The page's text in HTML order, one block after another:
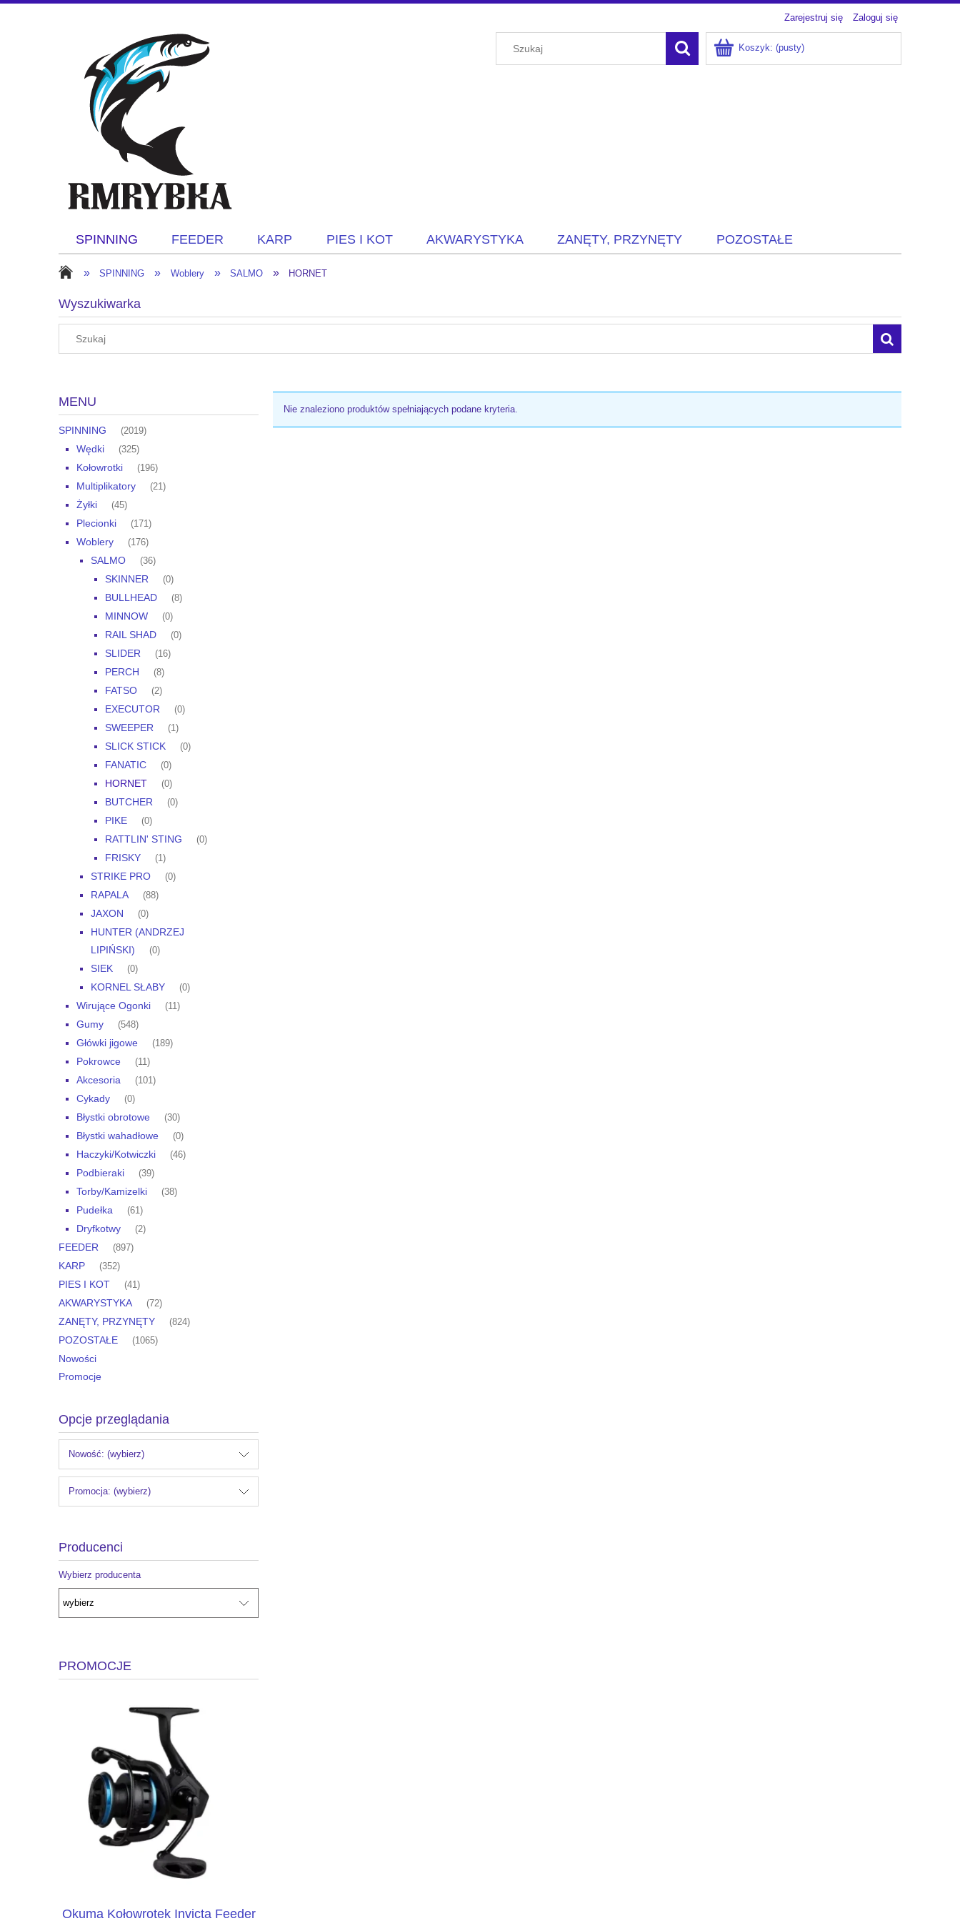
Zarejestruj się Zaloguj się
Koszyk: (pusty)
SPINNING FEEDER KARP PIES I KOT AKWARYSTYKA ZANĘTY, PRZYNĘTY POZOSTAŁE
» SPINNING » Woblery » SALMO » HORNET
Wyszukiwarka
MENU
SPINNING (2019)
Wędki (325)
Kołowrotki (196)
Multiplikatory (21)
Żyłki (45)
Plecionki (171)
Woblery (176)
SALMO (36)
SKINNER (0)
BULLHEAD (8)
MINNOW (0)
RAIL SHAD (0)
SLIDER (16)
PERCH (8)
FATSO (2)
EXECUTOR (0)
SWEEPER (1)
SLICK STICK (0)
FANATIC (0)
HORNET (0)
BUTCHER (0)
PIKE (0)
RATTLIN' STING (0)
FRISKY (1)
STRIKE PRO (0)
RAPALA (88)
JAXON (0)
HUNTER (ANDRZEJ
LIPIŃSKI)
(0)
SIEK (0)
KORNEL SŁABY (0)
Wirujące Ogonki (11)
Gumy (548)
Główki jigowe (189)
Pokrowce (11)
Akcesoria (101)
Cykady (0)
Błystki obrotowe (30)
Błystki wahadłowe (0)
Haczyki/Kotwiczki (46)
Podbieraki (39)
Torby/Kamizelki (38)
Pudełka (61)
Dryfkotwy (2)
FEEDER (897)
KARP (352)
PIES I KOT (41)
AKWARYSTYKA (72)
ZANĘTY, PRZYNĘTY (824)
POZOSTAŁE (1065)
Nowości
Promocje
Opcje przeglądania
Nowość: (wybierz)
Promocja: (wybierz)
Producenci
Wybierz producenta
PROMOCJE
Okuma Kołowrotek Invicta Feeder
Nie znaleziono produktów spełniających podane kryteria.